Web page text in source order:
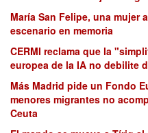
María San Felipe, una mujer
escenario en memoria
CERMI reclama que la
europea de la IA no debilite
Más Madrid pide un Fondo
menores migrantes no
Ceuta